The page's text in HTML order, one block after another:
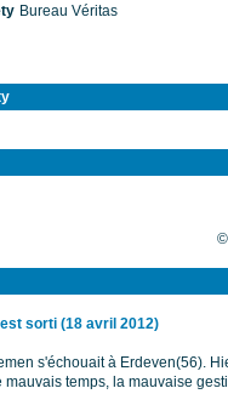
Bureau Véritas
©
sorti (18 avril 2012)
s'échouait à Erdeven(56).
mauvais temps, la mauvaise